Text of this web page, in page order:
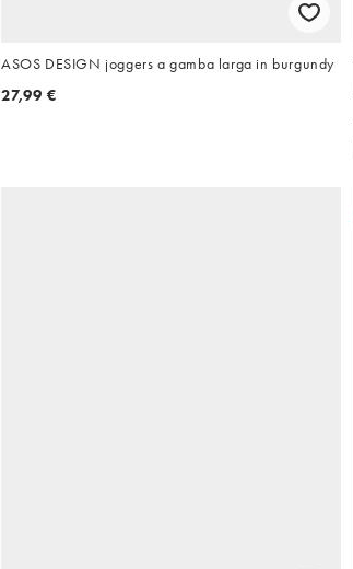
ASOS DESIGN joggers a gamba larga in burgundy
27,99 €